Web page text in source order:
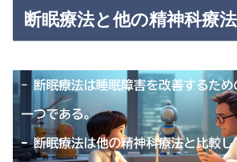
断眠療法と他の精神科療